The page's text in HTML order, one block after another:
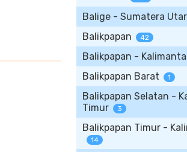
Balige - Sumatera
Balikpapan 42
Balikpapan -
Balikpapan Barat 1
Balikpapan Selatan -
Timur
3
Balikpapan Timur -
14